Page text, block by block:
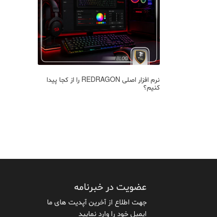
نرم افزار اصلی REDRAGON را از کجا پیدا
کنیم؟
عضویت در خبرنامه
جهت اطلاع از آخرین آپدیت های ما
ایمیل خود را وارد نمایید